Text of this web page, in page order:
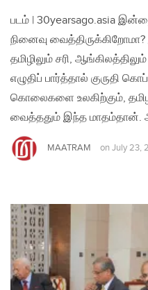
படம் | 30yearsago.asia
நினைவு
தமிழிலும் சரி,
எழுதிப் பார்த்தால் குருதி
கொலைகளை உலகிற்கும்,
வைத்ததும் இந்த
MAATRAM on July 23,